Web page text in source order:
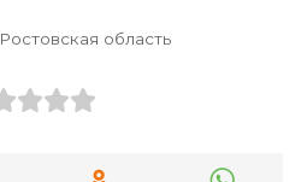
Ростовская область